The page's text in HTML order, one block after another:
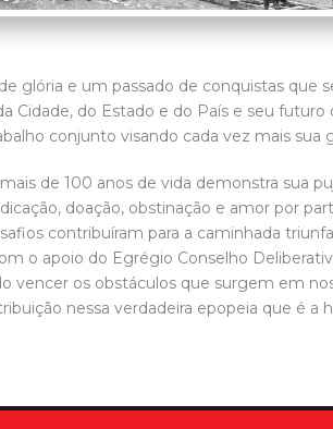
glória e um passado de conquistas que
Cidade, do Estado e do País e seu futuro
conjunto visando cada vez mais sua
de 100 anos de vida demonstra sua
doação, obstinação e amor por
contribuíram para a caminhada
o apoio do Egrégio Conselho
vencer os obstáculos que surgem em
nessa verdadeira epopeia que é a